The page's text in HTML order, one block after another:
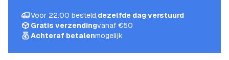
Voor 22:00 besteld,dezelfde dag verstuurd
Gratis verzendingvanaf €50
Achteraf betalenmogelijk